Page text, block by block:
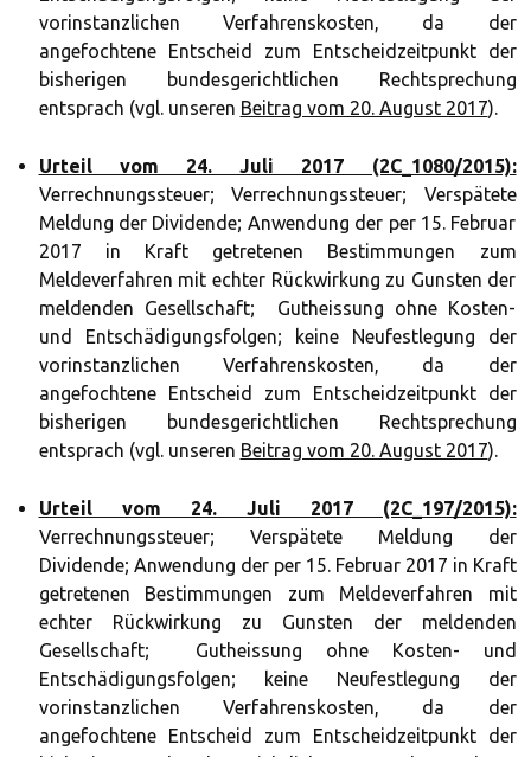
vorinstanzlichen Verfahrenskosten, da der
angefochtene Entscheid zum Entscheidzeitpunkt der
bisherigen bundesgerichtlichen Rechtsprechung
entsprach (vgl. unseren Beitrag vom 20. August 2017).
Urteil vom 24. Juli 2017 (2C_1080/2015):
Verrechnungssteuer; Verrechnungssteuer; Verspätete
Meldung der Dividende; Anwendung der per 15. Februar
2017 in Kraft getretenen Bestimmungen zum
Meldeverfahren mit echter Rückwirkung zu Gunsten der
meldenden Gesellschaft; Gutheissung ohne Kosten-
und Entschädigungsfolgen; keine Neufestlegung der
vorinstanzlichen Verfahrenskosten, da der
angefochtene Entscheid zum Entscheidzeitpunkt der
bisherigen bundesgerichtlichen Rechtsprechung
entsprach (vgl. unseren Beitrag vom 20. August 2017).
Urteil vom 24. Juli 2017 (2C_197/2015):
Verrechnungssteuer; Verspätete Meldung der
Dividende; Anwendung der per 15. Februar 2017 in Kraft
getretenen Bestimmungen zum Meldeverfahren mit
echter Rückwirkung zu Gunsten der meldenden
Gesellschaft; Gutheissung ohne Kosten- und
Entschädigungsfolgen; keine Neufestlegung der
vorinstanzlichen Verfahrenskosten, da der
angefochtene Entscheid zum Entscheidzeitpunkt der